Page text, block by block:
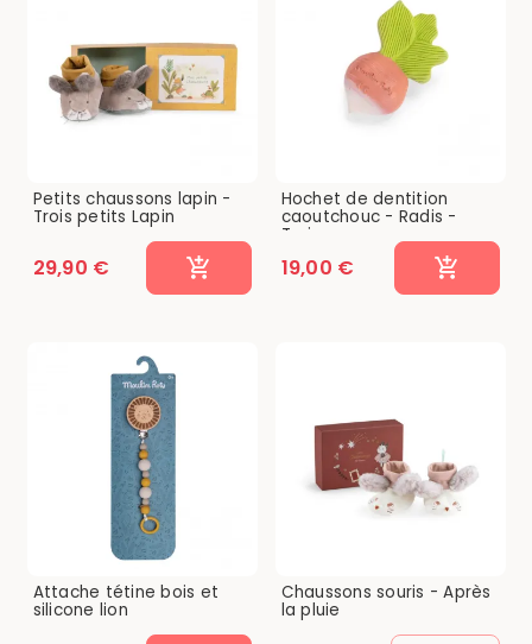
Petits chaussons lapin -
Trois petits Lapin
29,90 €
Hochet de dentition
caoutchouc - Radis -
Trois...
19,00 €
Attache tétine bois et
silicone lion
Chaussons souris - Après
la pluie